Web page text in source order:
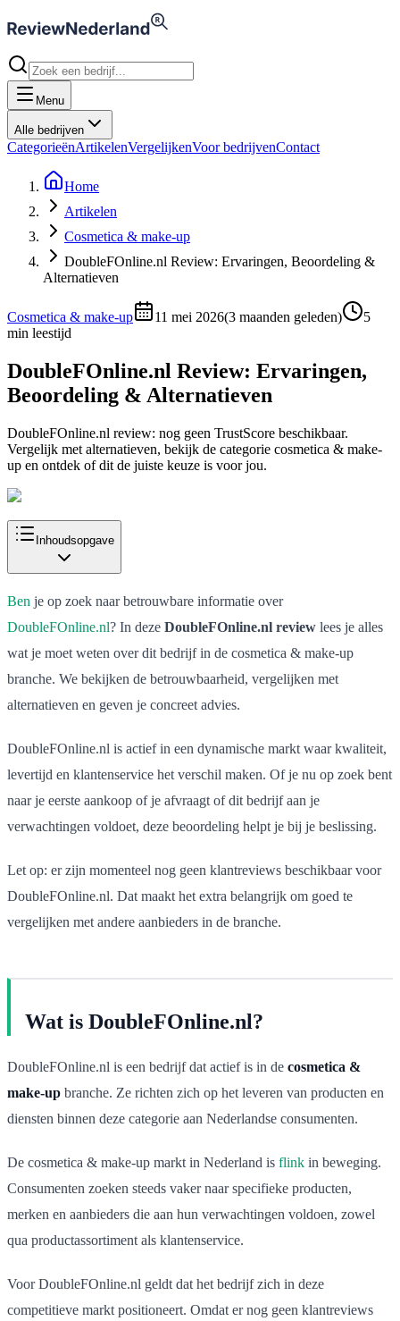
Menu
Alle bedrijven
CategorieënArtikelenVergelijkenVoor bedrijvenContact
Home
Artikelen
Cosmetica & make-up
DoubleFOnline.nl Review: Ervaringen, Beoordeling &
Alternatieven
Cosmetica & make-up 11 mei 2026(3 maanden geleden)
5
min leestijd
DoubleFOnline.nl Review: Ervaringen,
Beoordeling & Alternatieven
DoubleFOnline.nl review: nog geen TrustScore beschikbaar.
Vergelijk met alternatieven, bekijk de categorie cosmetica & make-
up en ontdek of dit de juiste keuze is voor jou.
Inhoudsopgave
Ben je op zoek naar betrouwbare informatie over
DoubleFOnline.nl? In deze DoubleFOnline.nl review lees je alles
wat je moet weten over dit bedrijf in de cosmetica & make-up
branche. We bekijken de betrouwbaarheid, vergelijken met
alternatieven en geven je concreet advies.
DoubleFOnline.nl is actief in een dynamische markt waar kwaliteit,
levertijd en klantenservice het verschil maken. Of je nu op zoek bent
naar je eerste aankoop of je afvraagt of dit bedrijf aan je
verwachtingen voldoet, deze beoordeling helpt je bij je beslissing.
Let op: er zijn momenteel nog geen klantreviews beschikbaar voor
DoubleFOnline.nl. Dat maakt het extra belangrijk om goed te
vergelijken met andere aanbieders in de branche.
Wat is DoubleFOnline.nl?
DoubleFOnline.nl is een bedrijf dat actief is in de cosmetica &
make-up branche. Ze richten zich op het leveren van producten en
diensten binnen deze categorie aan Nederlandse consumenten.
De cosmetica & make-up markt in Nederland is flink in beweging.
Consumenten zoeken steeds vaker naar specifieke producten,
merken en aanbieders die aan hun verwachtingen voldoen, zowel
qua productassortiment als klantenservice.
Voor DoubleFOnline.nl geldt dat het bedrijf zich in deze
competitieve markt positioneert. Omdat er nog geen klantreviews